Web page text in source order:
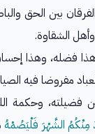
بين الحق
الشقاوة.
فضله، وهذا
مفروضا فيه
فضيلته، وحكمة
الشَّهْرَ فَلْيَصُمْهُ